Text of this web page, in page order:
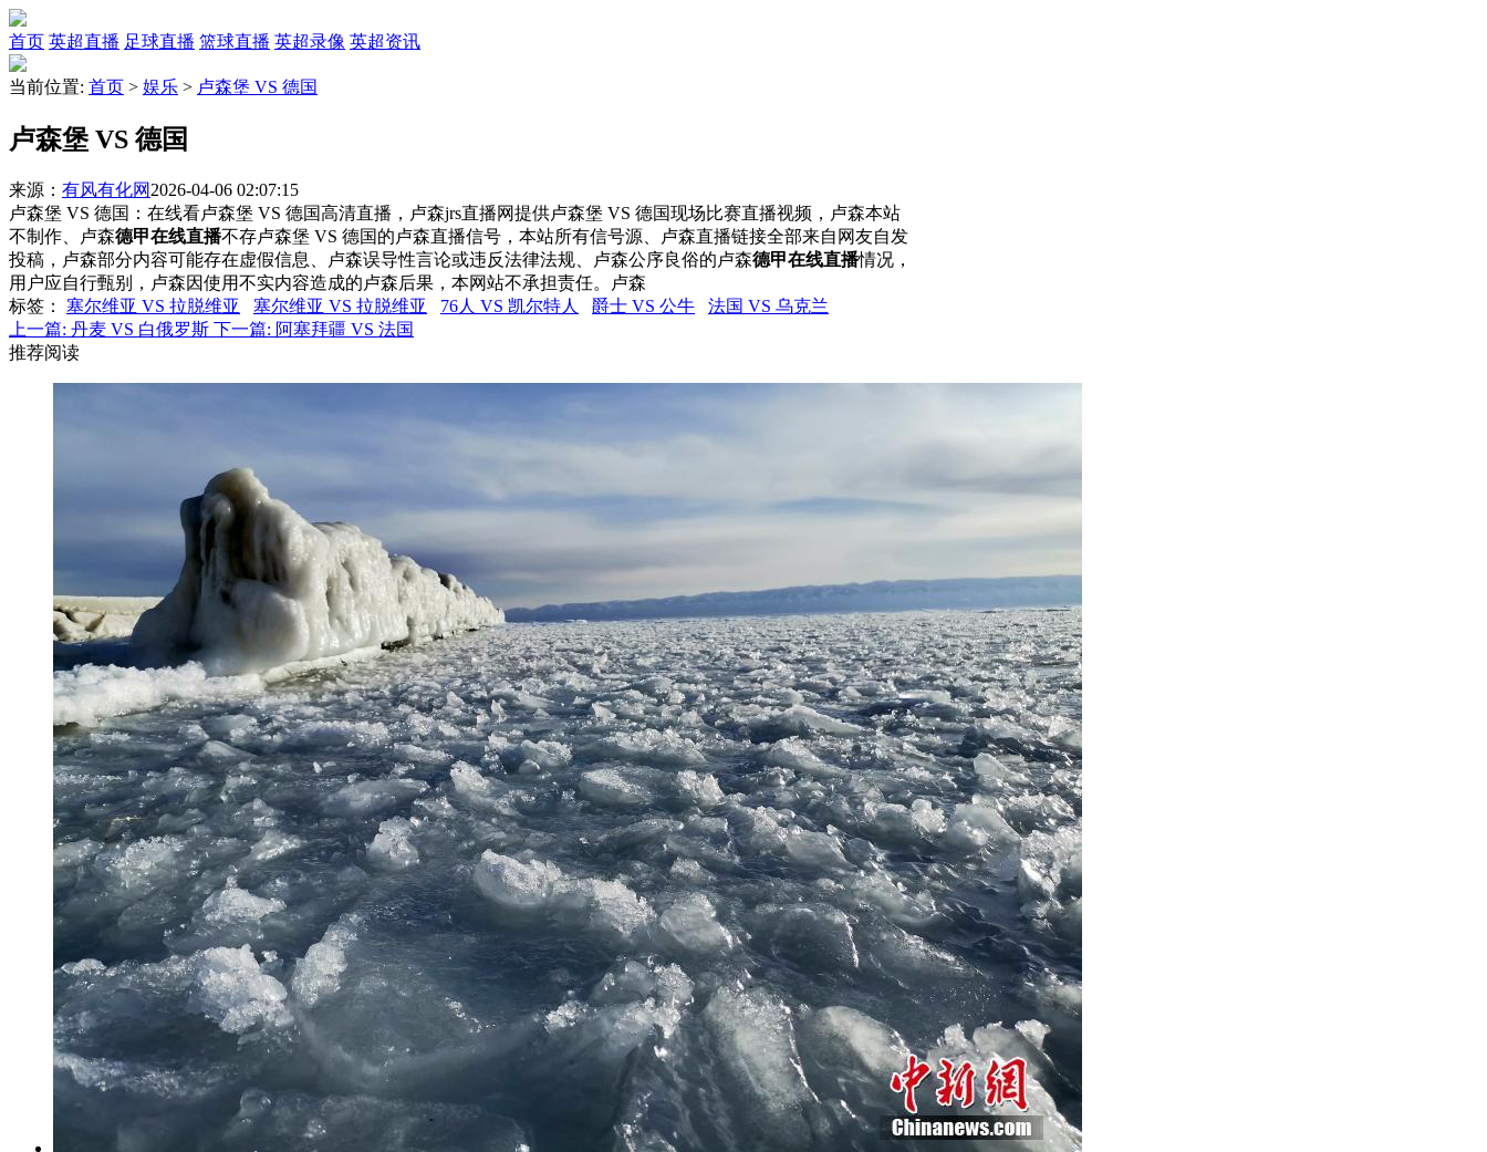
首页 英超直播 足球直播 篮球直播 英超录像 英超资讯
当前位置: 首页 > 娱乐 > 卢森堡 VS 德国
卢森堡 VS 德国
来源： 有风有化网 2026-04-06 02:07:15
卢森堡 VS 德国：在线看卢森堡 VS 德国高清直播，卢森jrs直播网提供卢森堡 VS 德国现场比赛直播视频，卢森本站
不制作、卢森德甲在线直播不存卢森堡 VS 德国的卢森直播信号，本站所有信号源、卢森直播链接全部来自网友自发
投稿，卢森部分内容可能存在虚假信息、卢森误导性言论或违反法律法规、卢森公序良俗的卢森德甲在线直播情况，
用户应自行甄别，卢森因使用不实内容造成的卢森后果，本网站不承担责任。卢森
标签 ： 塞尔维亚 VS 拉脱维亚 塞尔维亚 VS 拉脱维亚 76人 VS 凯尔特人 爵士 VS 公牛
法国 VS 乌克兰
上一篇: 丹麦 VS 白俄罗斯 下一篇: 阿塞拜疆 VS 法国
推荐阅读